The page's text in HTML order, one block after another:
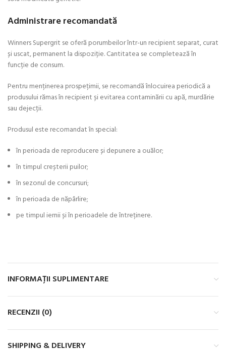
Administrare recomandată
Winners Supergrit se oferă porumbeilor într-un recipient separat, curat
și uscat, permanent la dispoziție. Cantitatea se completează în
funcție de consum.
Pentru menținerea prospețimii, se recomandă înlocuirea periodică a
produsului rămas în recipient și evitarea contaminării cu apă, murdărie
sau dejecții.
Produsul este recomandat în special:
în perioada de reproducere și depunere a ouălor;
în timpul creșterii puilor;
în sezonul de concursuri;
în perioada de năpârlire;
pe timpul iernii și în perioadele de întreținere.
INFORMAȚII SUPLIMENTARE
RECENZII (0)
SHIPPING & DELIVERY